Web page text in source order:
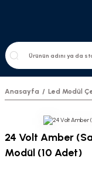
Anasayfa Led Modül
24 Volt Amber
Modül (10 Adet)